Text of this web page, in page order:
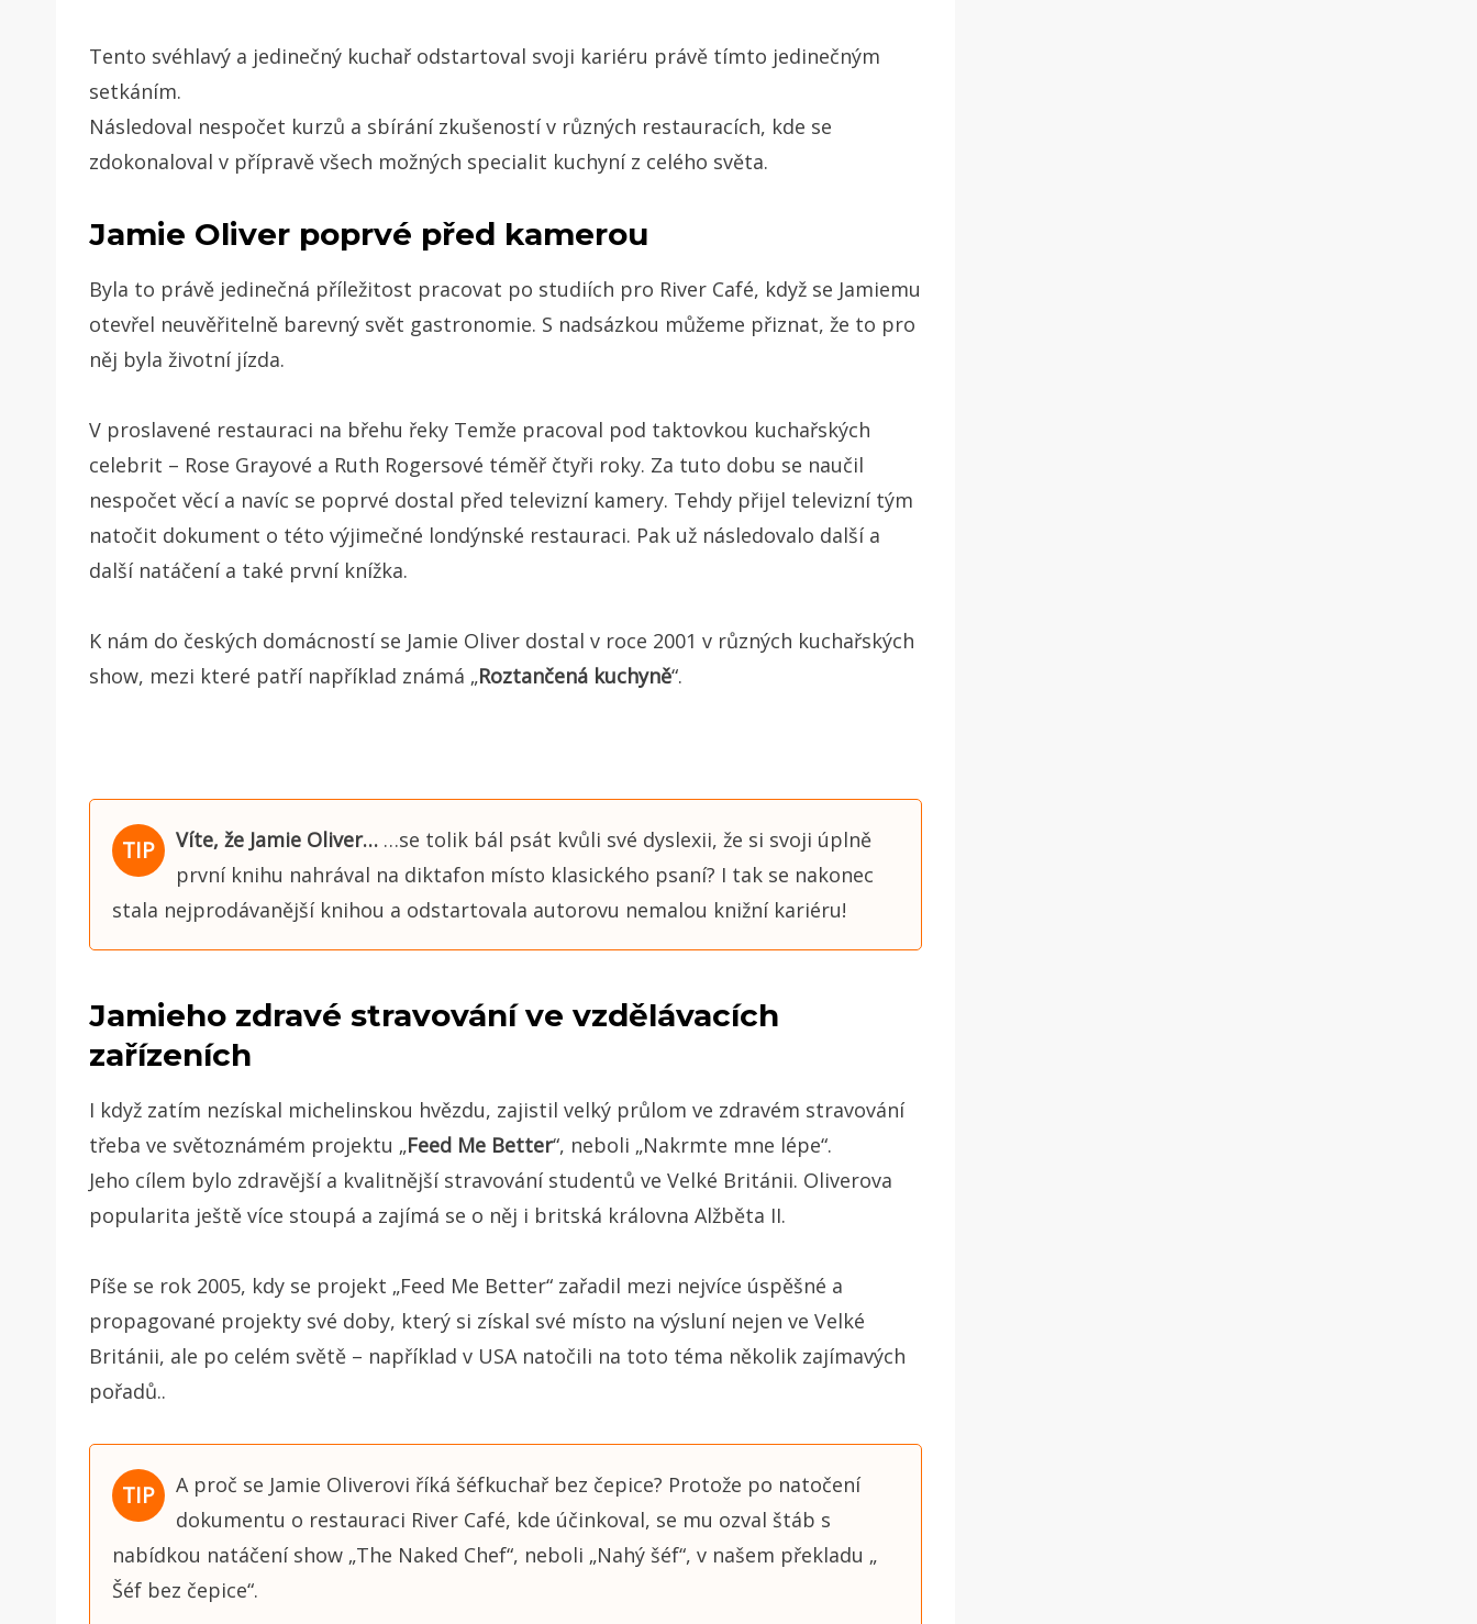
Tento svéhlavý a jedinečný kuchař odstartoval svoji kariéru právě tímto jedinečným
setkáním.
Následoval nespočet kurzů a sbírání zkušeností v různých restauracích, kde se
zdokonaloval v přípravě všech možných specialit kuchyní z celého světa.
Jamie Oliver poprvé před kamerou
Byla to právě jedinečná příležitost pracovat po studiích pro River Café, když se Jamiemu
otevřel neuvěřitelně barevný svět gastronomie. S nadsázkou můžeme přiznat, že to pro
něj byla životní jízda.
V proslavené restauraci na břehu řeky Temže pracoval pod taktovkou kuchařských
celebrit – Rose Grayové a Ruth Rogersové téměř čtyři roky. Za tuto dobu se naučil
nespočet věcí a navíc se poprvé dostal před televizní kamery. Tehdy přijel televizní tým
natočit dokument o této výjimečné londýnské restauraci. Pak už následovalo další a
další natáčení a také první knížka.
K nám do českých domácností se Jamie Oliver dostal v roce 2001 v různých kuchařských
show, mezi které patří například známá „Roztančená kuchyně“.
Víte, že Jamie Oliver… …se tolik bál psát kvůli své dyslexii, že si svoji úplně
první knihu nahrával na diktafon místo klasického psaní? I tak se nakonec
stala nejprodávanější knihou a odstartovala autorovu nemalou knižní kariéru!
Jamieho zdravé stravování ve vzdělávacích
zařízeních
I když zatím nezískal michelinskou hvězdu, zajistil velký průlom ve zdravém stravování
třeba ve světoznámém projektu „Feed Me Better“, neboli „Nakrmte mne lépe“.
Jeho cílem bylo zdravější a kvalitnější stravování studentů ve Velké Británii. Oliverova
popularita ještě více stoupá a zajímá se o něj i britská královna Alžběta II.
Píše se rok 2005, kdy se projekt „Feed Me Better“ zařadil mezi nejvíce úspěšné a
propagované projekty své doby, který si získal své místo na výsluní nejen ve Velké
Británii, ale po celém světě – například v USA natočili na toto téma několik zajímavých
pořadů..
A proč se Jamie Oliverovi říká šéfkuchař bez čepice? Protože po natočení
dokumentu o restauraci River Café, kde účinkoval, se mu ozval štáb s
nabídkou natáčení show „The Naked Chef“, neboli „Nahý šéf“, v našem překladu „
Šéf bez čepice“.